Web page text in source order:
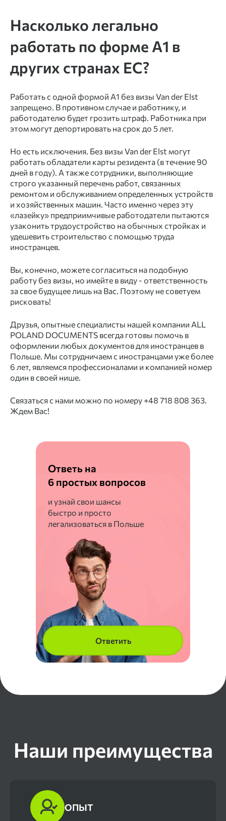
Насколько легально
работать по форме А1 в
других странах ЕС?
Работать с одной формой А1 без визы Van der Elst
запрещено. В противном случае и работнику, и
работодателю будет грозить штраф. Работника при
этом могут депортировать на срок до 5 лет.
Но есть исключения. Без визы Van der Elst могут
работать обладатели карты резидента (в течение 90
дней в году). А также сотрудники, выполняющие
строго указанный перечень работ, связанных
ремонтом и обслуживанием определенных устройств
и хозяйственных машин. Часто именно через эту
«лазейку» предприимчивые работодатели пытаются
узаконить трудоустройство на обычных стройках и
удешевить строительство с помощью труда
иностранцев.
Вы, конечно, можете согласиться на подобную
работу без визы, но имейте в виду - ответственность
за свое будущее лишь на Вас. Поэтому не советуем
рисковать!
Друзья, опытные специалисты нашей компании ALL
POLAND DOCUMENTS всегда готовы помочь в
оформлении любых документов для иностранцев в
Польше. Мы сотрудничаем с иностранцами уже более
6 лет, являемся профессионалами и компанией номер
один в своей нише.
Связаться с нами можно по номеру +48 718 808 363.
Ждем Вас!
Ответь на
6 простых вопросов
и узнай свои шансы
быстро и просто
легализоваться в Польше
Ответить
Наши преимущества
ОПЫТ